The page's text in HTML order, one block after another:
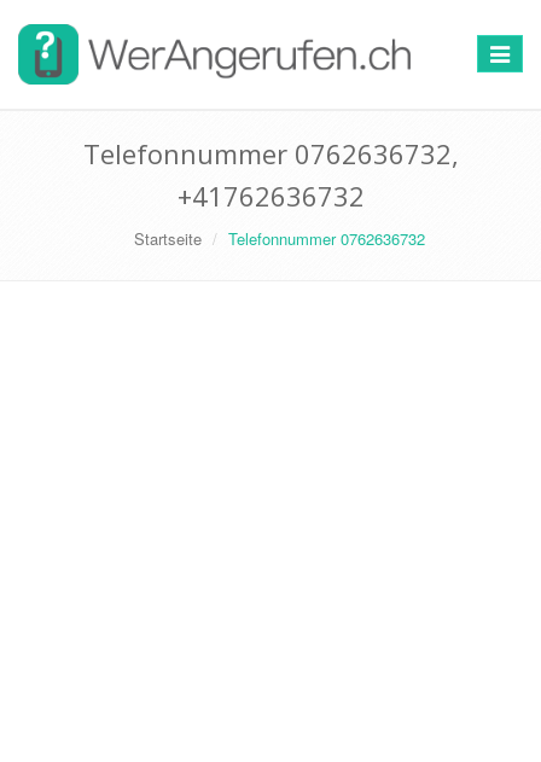
Toggle
Telefonnummer 0762636732,
+41762636732
Startseite Telefonnummer 0762636732